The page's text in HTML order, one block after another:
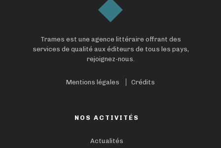
Trames est une agence littéraire offrant des
services de qualité aux éditeurs de tous les pays,
rejoignez-nous.
Mentions légales Crédits
NOS ACTIVITÉS
Actualités